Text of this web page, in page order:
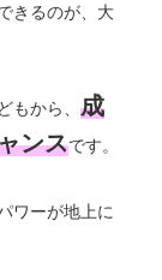
きるのが、大
もから、 成
ンスです。
ワーが地上に